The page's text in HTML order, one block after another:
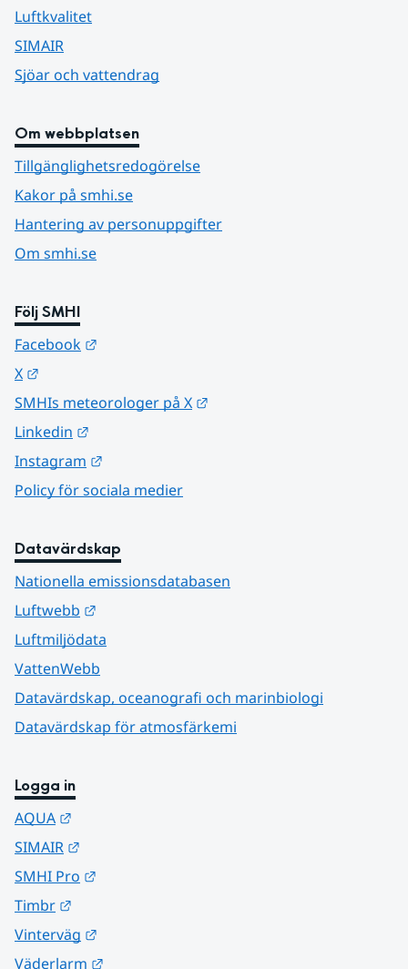
Luftkvalitet
SIMAIR
Sjöar och vattendrag
Om webbplatsen
Tillgänglighetsredogörelse
Kakor på smhi.se
Hantering av personuppgifter
Om smhi.se
Följ SMHI
Facebook
X
SMHIs meteorologer på X
Linkedin
Instagram
Policy för sociala medier
Datavärdskap
Nationella emissionsdatabasen
Luftwebb
Luftmiljödata
VattenWebb
Datavärdskap, oceanografi och marinbiologi
Datavärdskap för atmosfärkemi
Logga in
AQUA
SIMAIR
SMHI Pro
Timbr
Vinterväg
Väderlarm